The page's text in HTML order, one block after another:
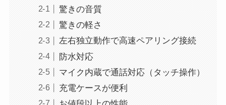
驚きの音質
驚きの軽さ
左右独立動作で高速ペアリング接続
防水対応
マイク内蔵で通話対応（タッチ操作）
充電ケースが便利